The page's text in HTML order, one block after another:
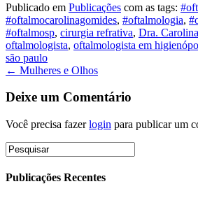
Publicado em Publicações com as tags:
#oftalmocarolinagomides, #oftalmologia,
#oftalmosp, cirurgia refrativa, Dra.
oftalmologista, oftalmologista em
são paulo
← Mulheres e Olhos
Deixe um Comentário
Você precisa fazerlogin para publicar um
Publicações Recentes